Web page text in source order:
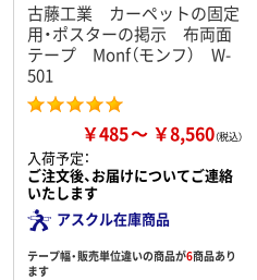
古藤工業 カーペットの固定
用・ポスターの掲示 布両面
テープ Monf（モンフ） W-
501
￥485 ￥8,560
入荷予定：
ご注文後、お届けについてご連絡
いたします
アスクル在庫商品
テープ幅・販売単位違いの商品が6商品あり
ます